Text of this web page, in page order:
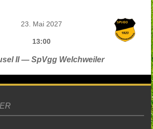
23. Mai 2027
13:00
II — SpVgg Welchweiler